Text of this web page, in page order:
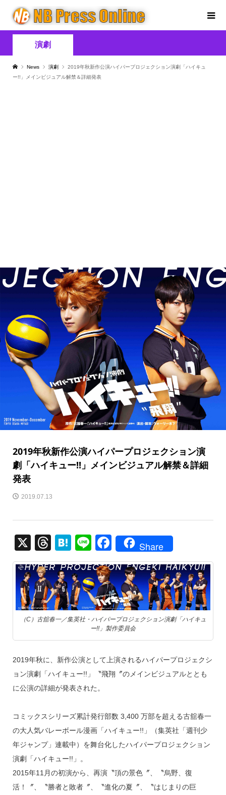
演劇
News 演劇
2019年秋新作公演ハイパープロジェクション演劇「ハイキュ
ー!!」メインビジュアル解禁＆詳細発表
2019年秋新作公演ハイパープロジェクション演
劇「ハイキュー!!」メインビジュアル解禁＆詳細
発表
2019.07.13
X
T
hr
e
a
d
s
H
at
e
n
a
Li
n
e
F
a
c
e
b
o
o
k
Share
（C）古舘春一／集英社・ハイパープロジェクション演劇「ハイキュ
ー!!」製作委員会
2019年秋に、新作公演として上演されるハイパープロジェクシ
ョン演劇「ハイキュー!!」〝飛翔〞のメインビジュアルととも
に公演の詳細が発表された。
コミックスシリーズ累計発行部数 3,400 万部を超える古舘春一
の大人気バレーボール漫画「ハイキュー!!」（集英社「週刊少
年ジャンプ」連載中）を舞台化したハイパープロジェクション
演劇「ハイキュー!!」。
2015年11月の初演から、再演〝頂の景色〞、〝烏野、復
活！〞、〝勝者と敗者〞、〝進化の夏〞、〝はじまりの巨